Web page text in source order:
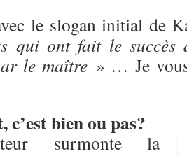
le slogan initial de
qui ont fait le succès
le maître» … Je vous
bien ou pas?
surmonte la